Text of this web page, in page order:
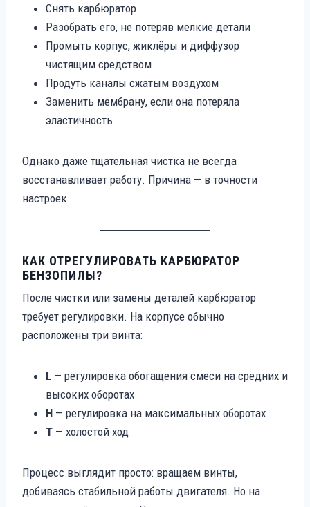
Снять карбюратор
Разобрать его, не потеряв мелкие детали
Промыть корпус, жиклёры и диффузор
чистящим средством
Продуть каналы сжатым воздухом
Заменить мембрану, если она потеряла
эластичность
Однако даже тщательная чистка не всегда
восстанавливает работу. Причина — в точности
настроек.
КАК ОТРЕГУЛИРОВАТЬ КАРБЮРАТОР
БЕНЗОПИЛЫ?
После чистки или замены деталей карбюратор
требует регулировки. На корпусе обычно
расположены три винта:
L — регулировка обогащения смеси на средних и
высоких оборотах
H — регулировка на максимальных оборотах
T — холостой ход
Процесс выглядит просто: вращаем винты,
добиваясь стабильной работы двигателя. Но на